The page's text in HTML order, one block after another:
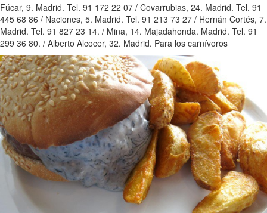
Fúcar, 9. Madrid. Tel. 91 172 22 07 / Covarrubias, 24. Madrid. Tel. 91
445 68 86 / Naciones, 5. Madrid. Tel. 91 213 73 27 / Hernán Cortés, 7.
Madrid. Tel. 91 827 23 14. / Mina, 14. Majadahonda. Madrid. Tel. 91
299 36 80. / Alberto Alcocer, 32. Madrid. Para los carnívoros